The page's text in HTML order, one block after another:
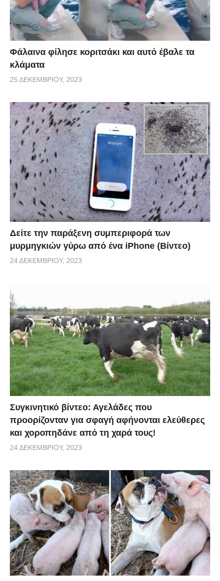
Φάλαινα φίλησε κοριτσάκι και αυτό έβαλε τα
κλάματα
25 ΔΕΚΕΜΒΡΊΟΥ, 2023
Δείτε την παράξενη συμπεριφορά των
μυρμηγκιών γύρω από ένα iPhone (Βίντεο)
24 ΔΕΚΕΜΒΡΊΟΥ, 2023
Συγκινητικό βίντεο: Αγελάδες που
προορίζονταν για σφαγή αφήνονται ελεύθερες
και χοροπηδάνε από τη χαρά τους!
24 ΔΕΚΕΜΒΡΊΟΥ, 2023